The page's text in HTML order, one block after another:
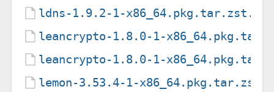
ldns-1.9.2-1-x86_64.pkg.tar.zst.sig
leancrypto-1.8.0-1-
leancrypto-1.8.0-1-
lemon-3.53.4-1-x86_64.pkg.tar.zst